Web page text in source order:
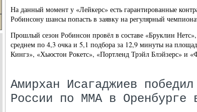
На данный момент у «Лейкерс» есть гарантированные
Робинсону шансы попасть в заявку на регулярный
Прошлый сезон Робинсон провёл в составе «Бруклин
среднем по 4,3 очка и 5,1 подбора за 12,9 минуты на
Кингз», «Хьюстон Рокетс», «Портленд Трэйл Блэйзерс» и
Амирхан Исагаджиев
России по ММА в Оренбурге